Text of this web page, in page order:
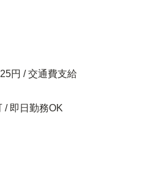
円 / 交通費支給
/ 即日勤務OK